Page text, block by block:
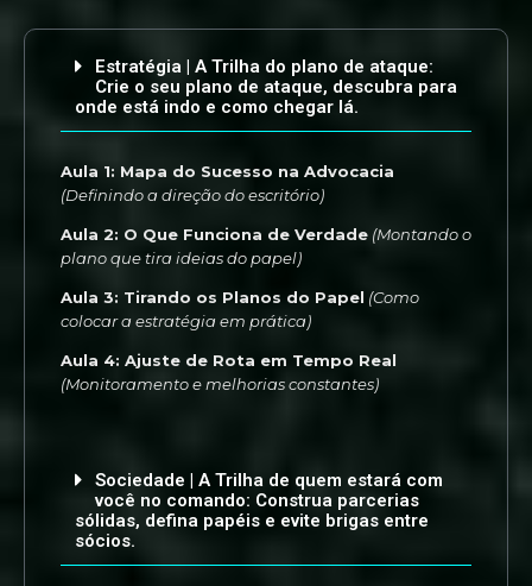
Estratégia | A Trilha do plano de ataque:
Crie o seu plano de ataque, descubra para
onde está indo e como chegar lá.
Aula 1: Mapa do Sucesso na Advocacia
(Definindo a direção do escritório)
Aula 2: O Que Funciona de Verdade (Montando o
plano que tira ideias do papel)
Aula 3: Tirando os Planos do Papel (Como
colocar a estratégia em prática)
Aula 4: Ajuste de Rota em Tempo Real
(Monitoramento e melhorias constantes)
Sociedade | A Trilha de quem estará com
você no comando: Construa parcerias
sólidas, defina papéis e evite brigas entre
sócios.